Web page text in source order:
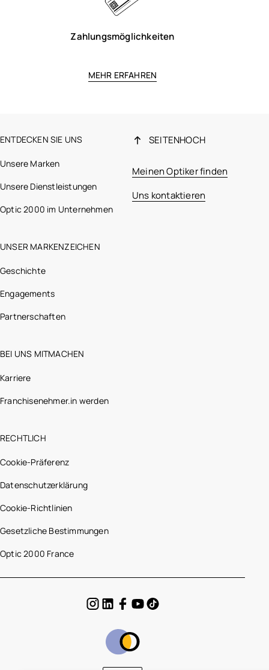
Zahlungsmöglichkeiten
MEHR ERFAHREN
ENTDECKEN SIE UNS
Unsere Marken
Unsere Dienstleistungen
Optic 2000 im Unternehmen
UNSER MARKENZEICHEN
Geschichte
Engagements
Partnerschaften
BEI UNS MITMACHEN
Karriere
Franchisenehmer.in werden
RECHTLICH
Cookie-Präferenz
Datenschutzerklärung
Cookie-Richtlinien
Gesetzliche Bestimmungen
Optic 2000 France
SEITENHOCH
Meinen Optiker finden
Uns kontaktieren